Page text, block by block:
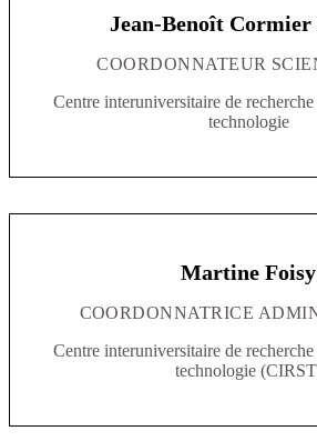
Jean-Benoît
COORDONNATEUR
Centre interuniversitaire de
technologie
Martine Foisy
COORDONNATRICE
Centre interuniversitaire de
technologie